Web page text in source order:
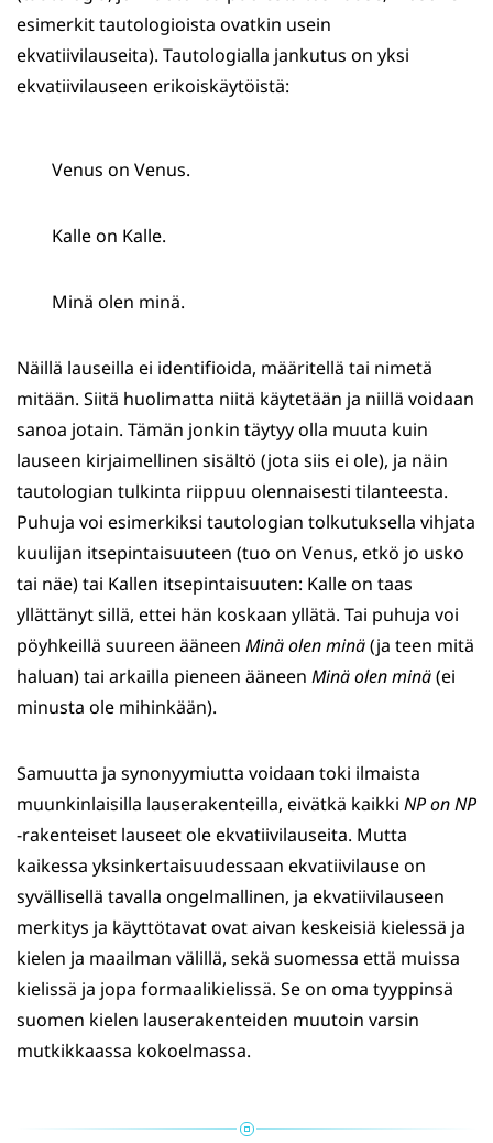
esimerkit tautologioista ovatkin usein
ekvatiivilauseita). Tautologialla jankutus on yksi
ekvatiivilauseen erikoiskäytöistä:
Venus on Venus.
Kalle on Kalle.
Minä olen minä.
Näillä lauseilla ei identifioida, määritellä tai nimetä
mitään. Siitä huolimatta niitä käytetään ja niillä voidaan
sanoa jotain. Tämän jonkin täytyy olla muuta kuin
lauseen kirjaimellinen sisältö (jota siis ei ole), ja näin
tautologian tulkinta riippuu olennaisesti tilanteesta.
Puhuja voi esimerkiksi tautologian tolkutuksella vihjata
kuulijan itsepintaisuuteen (tuo on Venus, etkö jo usko
tai näe) tai Kallen itsepintaisuuten: Kalle on taas
yllättänyt sillä, ettei hän koskaan yllätä. Tai puhuja voi
pöyhkeillä suureen ääneen Minä olen minä(ja teen mitä
haluan) tai arkailla pieneen ääneen Minä olen minä(ei
minusta ole mihinkään).
Samuutta ja synonyymiutta voidaan toki ilmaista
muunkinlaisilla lauserakenteilla, eivätkä kaikki NP on NP
-rakenteiset lauseet ole ekvatiivilauseita. Mutta
kaikessa yksinkertaisuudessaan ekvatiivilause on
syvällisellä tavalla ongelmallinen, ja ekvatiivilauseen
merkitys ja käyttötavat ovat aivan keskeisiä kielessä ja
kielen ja maailman välillä, sekä suomessa että muissa
kielissä ja jopa formaalikielissä. Se on oma tyyppinsä
suomen kielen lauserakenteiden muutoin varsin
mutkikkaassa kokoelmassa.